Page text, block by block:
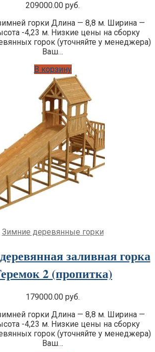
209000.00 руб.
горки Длина — 8,8 м. Ширина —
-4,23 м. Низкие цены на сборку
горок (уточняйте у менеджера)
Ваш…
В корзину
Зимние деревянные горки
заливная горка
2 (пропитка)
179000.00 руб.
горки Длина — 8,8 м. Ширина —
-4,23 м. Низкие цены на сборку
горок (уточняйте у менеджера)
Ваш…